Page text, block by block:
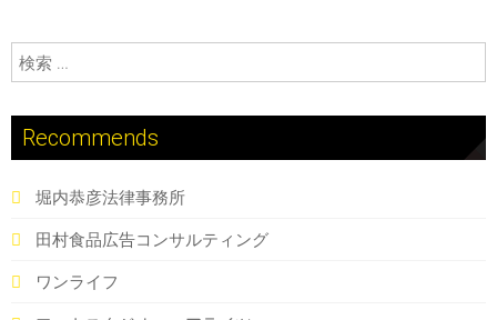
検索:
Recommends
堀内恭彦法律事務所
田村食品広告コンサルティング
ワンライフ